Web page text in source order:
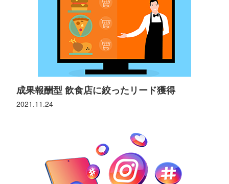
2021.11.24
成果報酬型 飲食店に絞ったリード獲得